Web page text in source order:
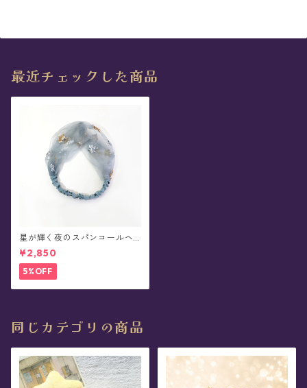
最近チェックした商品
星が輝く夜のスパンコールヘ
アバンド(全2色)
¥2,850
5%OFF
同じカテゴリの商品